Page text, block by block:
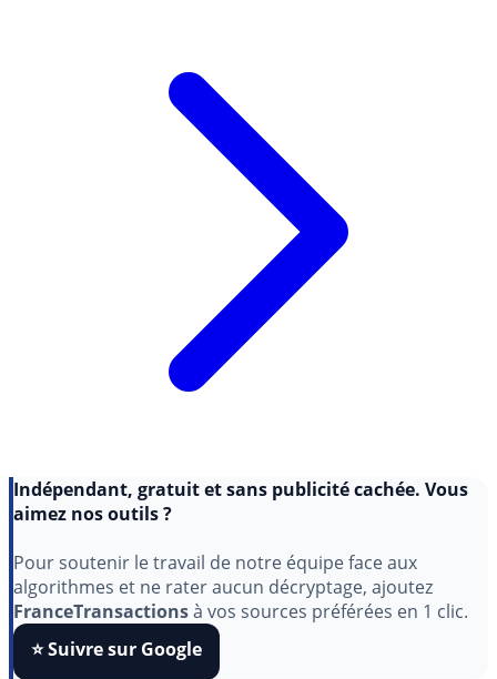
aimez nos outils ?
Pour soutenir le travail de notre équipe face aux
algorithmes et ne rater aucun décryptage, ajoutez
FranceTransactionsà vos sources préférées en 1 clic.